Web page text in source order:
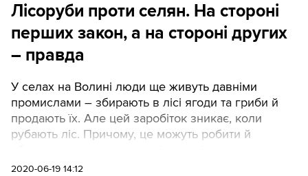
Лісоруби проти селян. На стороні
перших закон, а на стороні других
– правда
У селах на Волині люди ще живуть давніми
промислами – збирають в лісі ягоди та гриби й
продають їх. Але цей заробіток зникає, коли
рубають ліс. Причому, це можуть робити й
цьому не враховують.
2020-06-19 14:12